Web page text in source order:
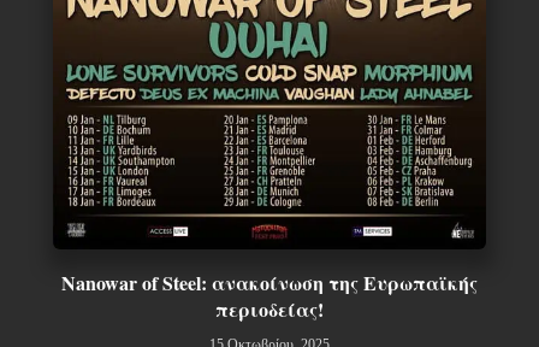
Nanowar of Steel: ανακοίνωση της Ευρωπαϊκής
περιοδείας!